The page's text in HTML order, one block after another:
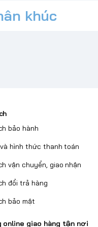
khúc
bảo hành
hình thức thanh toán
vận chuyển, giao nhận
đổi trả hàng
bảo mật
online giao hàng tận nơi